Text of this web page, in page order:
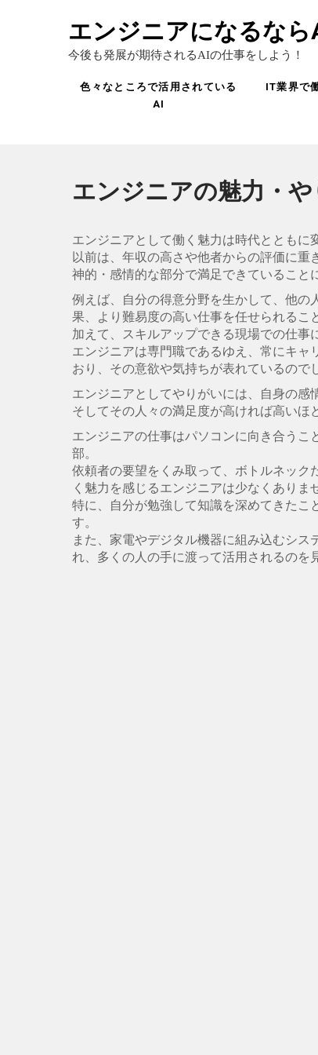
エンジニアになるなら
今後も発展が期待されるAIの仕事をしよう！
色々なところで活用されている
AI
IT業界で
エンジニアの魅力・
エンジニアとして働く魅力は時代とともに
以前は、年収の高さや他者からの評価に
神的・感情的な部分で満足できていること
例えば、自分の得意分野を生かして、他の
果、より難易度の高い仕事を任せられるこ
加えて、スキルアップできる現場での仕事
エンジニアは専門職であるゆえ、常にキ
おり、その意欲や気持ちが表れているので
エンジニアとしてやりがいには、自身の感
そしてその人々の満足度が高ければ高いほ
エンジニアの仕事はパソコンに向き合う
部。
依頼者の要望をくみ取って、ボトルネック
く魅力を感じるエンジニアは少なくありま
特に、自分が勉強して知識を深めてきたこ
す。
また、家電やデジタル機器に組み込むシ
れ、多くの人の手に渡って活用されるのを